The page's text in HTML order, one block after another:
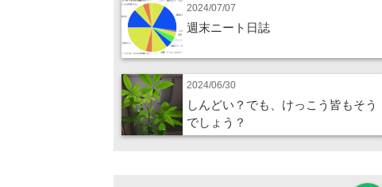
2024/07/07
週末ニート日誌
2024/06/30
しんどい？でも、けっこう皆もそう
でしょう？